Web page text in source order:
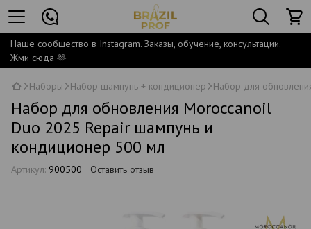
Наше сообщество в Instagram. Заказы, обучение, консультации.
Жми сюда 🫶
Наборы Набор шампунь + кондиционер Набор для
Набор для обновления Moroccanoil
Duo 2025 Repair шампунь и
кондиционер 500 мл
Артикул: 900500 Оставить отзыв